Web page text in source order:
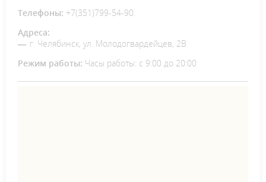
Телефоны: +7(351)799-54-90.
Адреса:
г. Челябинск, ул. Молодогвардейцев, 2В
Режим работы: Часы работы: с 9:00 до 20:00